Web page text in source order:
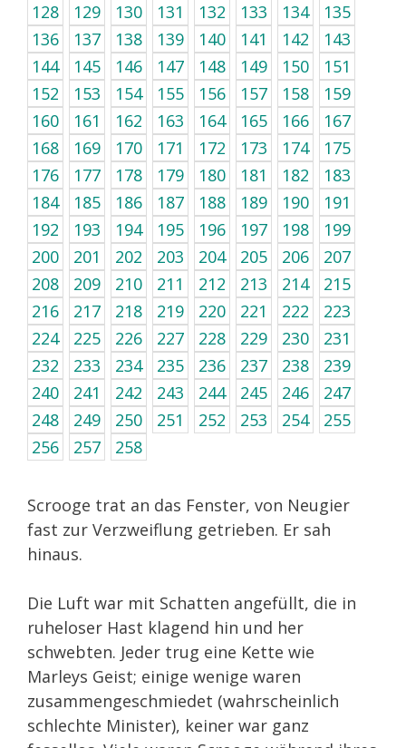
128
129 130 131 132 133 134
135
136
137 138 139 140 141 142
143
144
145 146 147 148 149 150
151
152
153 154 155 156 157 158
159
160
161 162 163 164 165 166
167
168
169 170 171 172 173 174
175
176
177 178 179 180 181 182
183
184
185 186 187 188 189 190
191
192
193 194 195 196 197 198
199
200
201 202 203 204 205 206
207
208
209 210 211 212 213 214
215
216
217 218 219 220 221 222
223
224
225 226 227 228 229 230
231
232
233 234 235 236 237 238
239
240
241 242 243 244 245 246
247
248
249 250 251 252 253 254
255
256
257 258
Scrooge trat an das Fenster, von Neugier
fast zur Verzweiflung getrieben. Er sah
hinaus.
Die Luft war mit Schatten angefüllt, die in
ruheloser Hast klagend hin und her
schwebten. Jeder trug eine Kette wie
Marleys Geist; einige wenige waren
zusammengeschmiedet (wahrscheinlich
schlechte Minister), keiner war ganz